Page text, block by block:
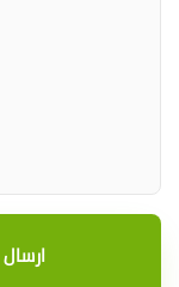
ارسال